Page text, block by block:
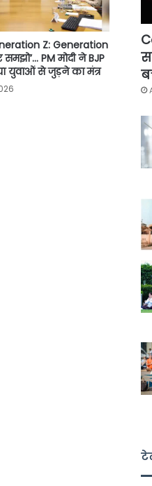
Z: Generation
PM मोदी ने BJP
युवाओं से जुड़ने का मंत्र